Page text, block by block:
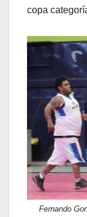
copa
Fernando